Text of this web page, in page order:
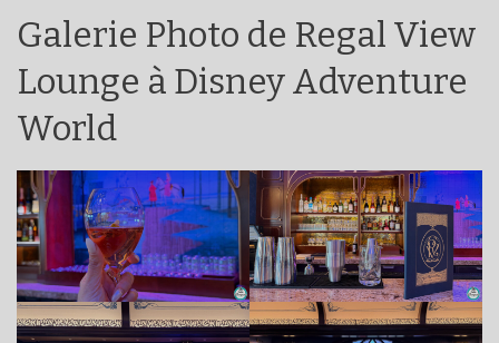
Galerie Photo de Regal View
Lounge à Disney Adventure
World